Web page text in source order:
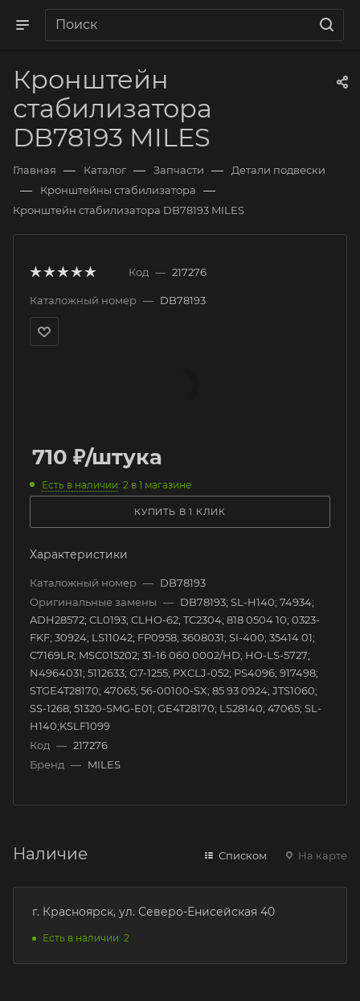
Кронштейн
стабилизатора
DB78193 MILES
Главная — Каталог — Запчасти — Детали подвески
— Кронштейны стабилизатора —
Кронштейн стабилизатора DB78193 MILES
Код — 217276
Каталожный номер — DB78193
710 ₽/штука
Есть в наличии: 2 в 1 магазине
КУПИТЬ В 1 КЛИК
Характеристики
Каталожный номер — DB78193
Оригинальные замены — DB78193; SL-H140; 74934;
ADH28572; CL0193; CLHO-62; TC2304; 818 0504 10; 0323-
FKF; 30924; LS11042; FP0958; 3608031; SI-400; 35414 01;
C7169LR; MSC015202; 31-16 060 0002/HD; HO-LS-5727;
N4964031; 5112633; G7-1255; PXCLJ-052; PS4096; 917498;
STGE4T28170; 47065; 56-00100-SX; 85 93 0924; JTS1060;
SS-1268; 51320-SMG-E01; GE4T28170; LS28140; 47065; SL-
H140;KSLF1099
Код — 217276
Бренд — MILES
Наличие Списком На карте
г. Красноярск, ул. Северо-Енисейская 40
Есть в наличии: 2